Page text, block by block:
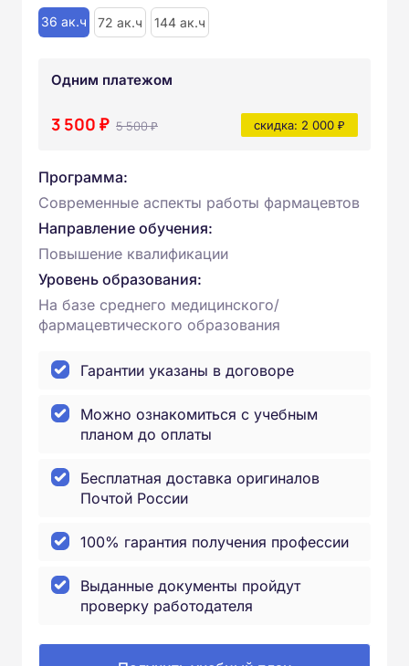
36 ак.ч 72 ак.ч 144 ак.ч
Одним платежом
3 500 ₽ 5 500 ₽ скидка: 2 000 ₽
Программа:
Современные аспекты работы фармацевтов
Направление обучения:
Повышение квалификации
Уровень образования:
На базе среднего медицинского/
фармацевтического образования
Гарантии указаны в договоре
Можно ознакомиться с учебным
планом до оплаты
Бесплатная доставка оригиналов
Почтой России
100% гарантия получения профессии
Выданные документы пройдут
проверку работодателя